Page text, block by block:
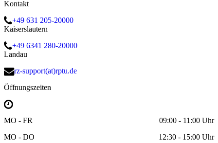
Kontakt
+49 631 205-20000
Kaiserslautern
+49 6341 280-20000
Landau
rz-support(at)rptu.de
Öffnungszeiten
MO - FR
09:00 - 11:00 Uhr
MO - DO
12:30 - 15:00 Uhr